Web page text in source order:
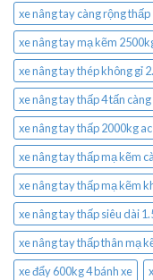
xe nâng tay càng rộng
xe nâng tay mạ kẽm
xe nâng tay thép không gỉ
xe nâng tay thấp 4 tấn
xe nâng tay thấp 2000kg
xe nâng tay thấp mạ kẽm
xe nâng tay thấp mạ kẽm
xe nâng tay thấp siêu dài
xe nâng tay thấp thân mạ
xe đẩy 600kg 4 bánh xe